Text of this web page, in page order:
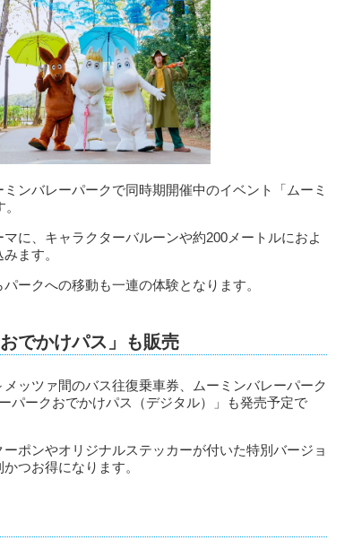
ンバレーパークで同時期開催中のイベント「ムーミ
に、キャラクターバルーンや約200メートルにおよ
ます。
ークへの移動も一連の体験となります。
でかけパス」も販売
ッツァ間のバス往復乗車券、ムーミンバレーパーク
パークおでかけパス（デジタル）」も発売予定で
ポンやオリジナルステッカーが付いた特別バージョ
つお得になります。